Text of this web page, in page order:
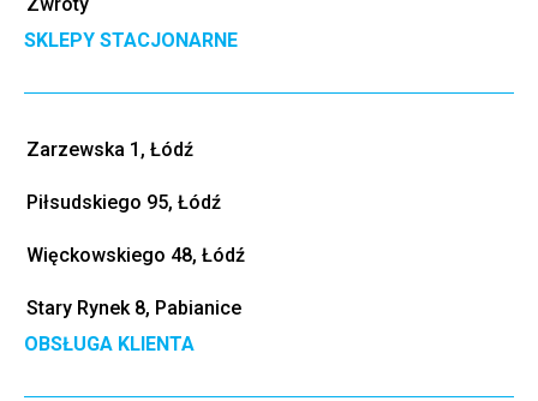
SKLEPY STACJONARNE
Zarzewska 1, Łódź
Piłsudskiego 95, Łódź
Więckowskiego 48, Łódź
Stary Rynek 8, Pabianice
OBSŁUGA KLIENTA